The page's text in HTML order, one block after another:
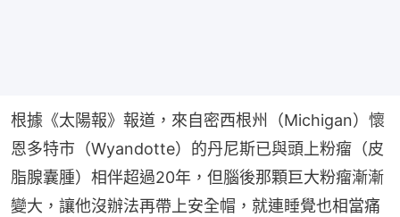
根據《太陽報》報道，來自密西根州（Michigan）懷
恩多特市（Wyandotte）的丹尼斯已與頭上粉瘤（皮
脂腺囊腫）相伴超過20年，但腦後那顆巨大粉瘤漸漸
變大，讓他沒辦法再帶上安全帽，就連睡覺也相當痛